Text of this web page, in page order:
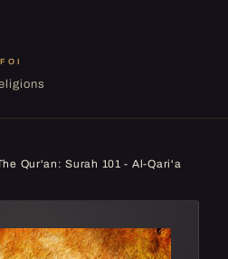
Qur'an: Surah 101 - Al-Qari'a